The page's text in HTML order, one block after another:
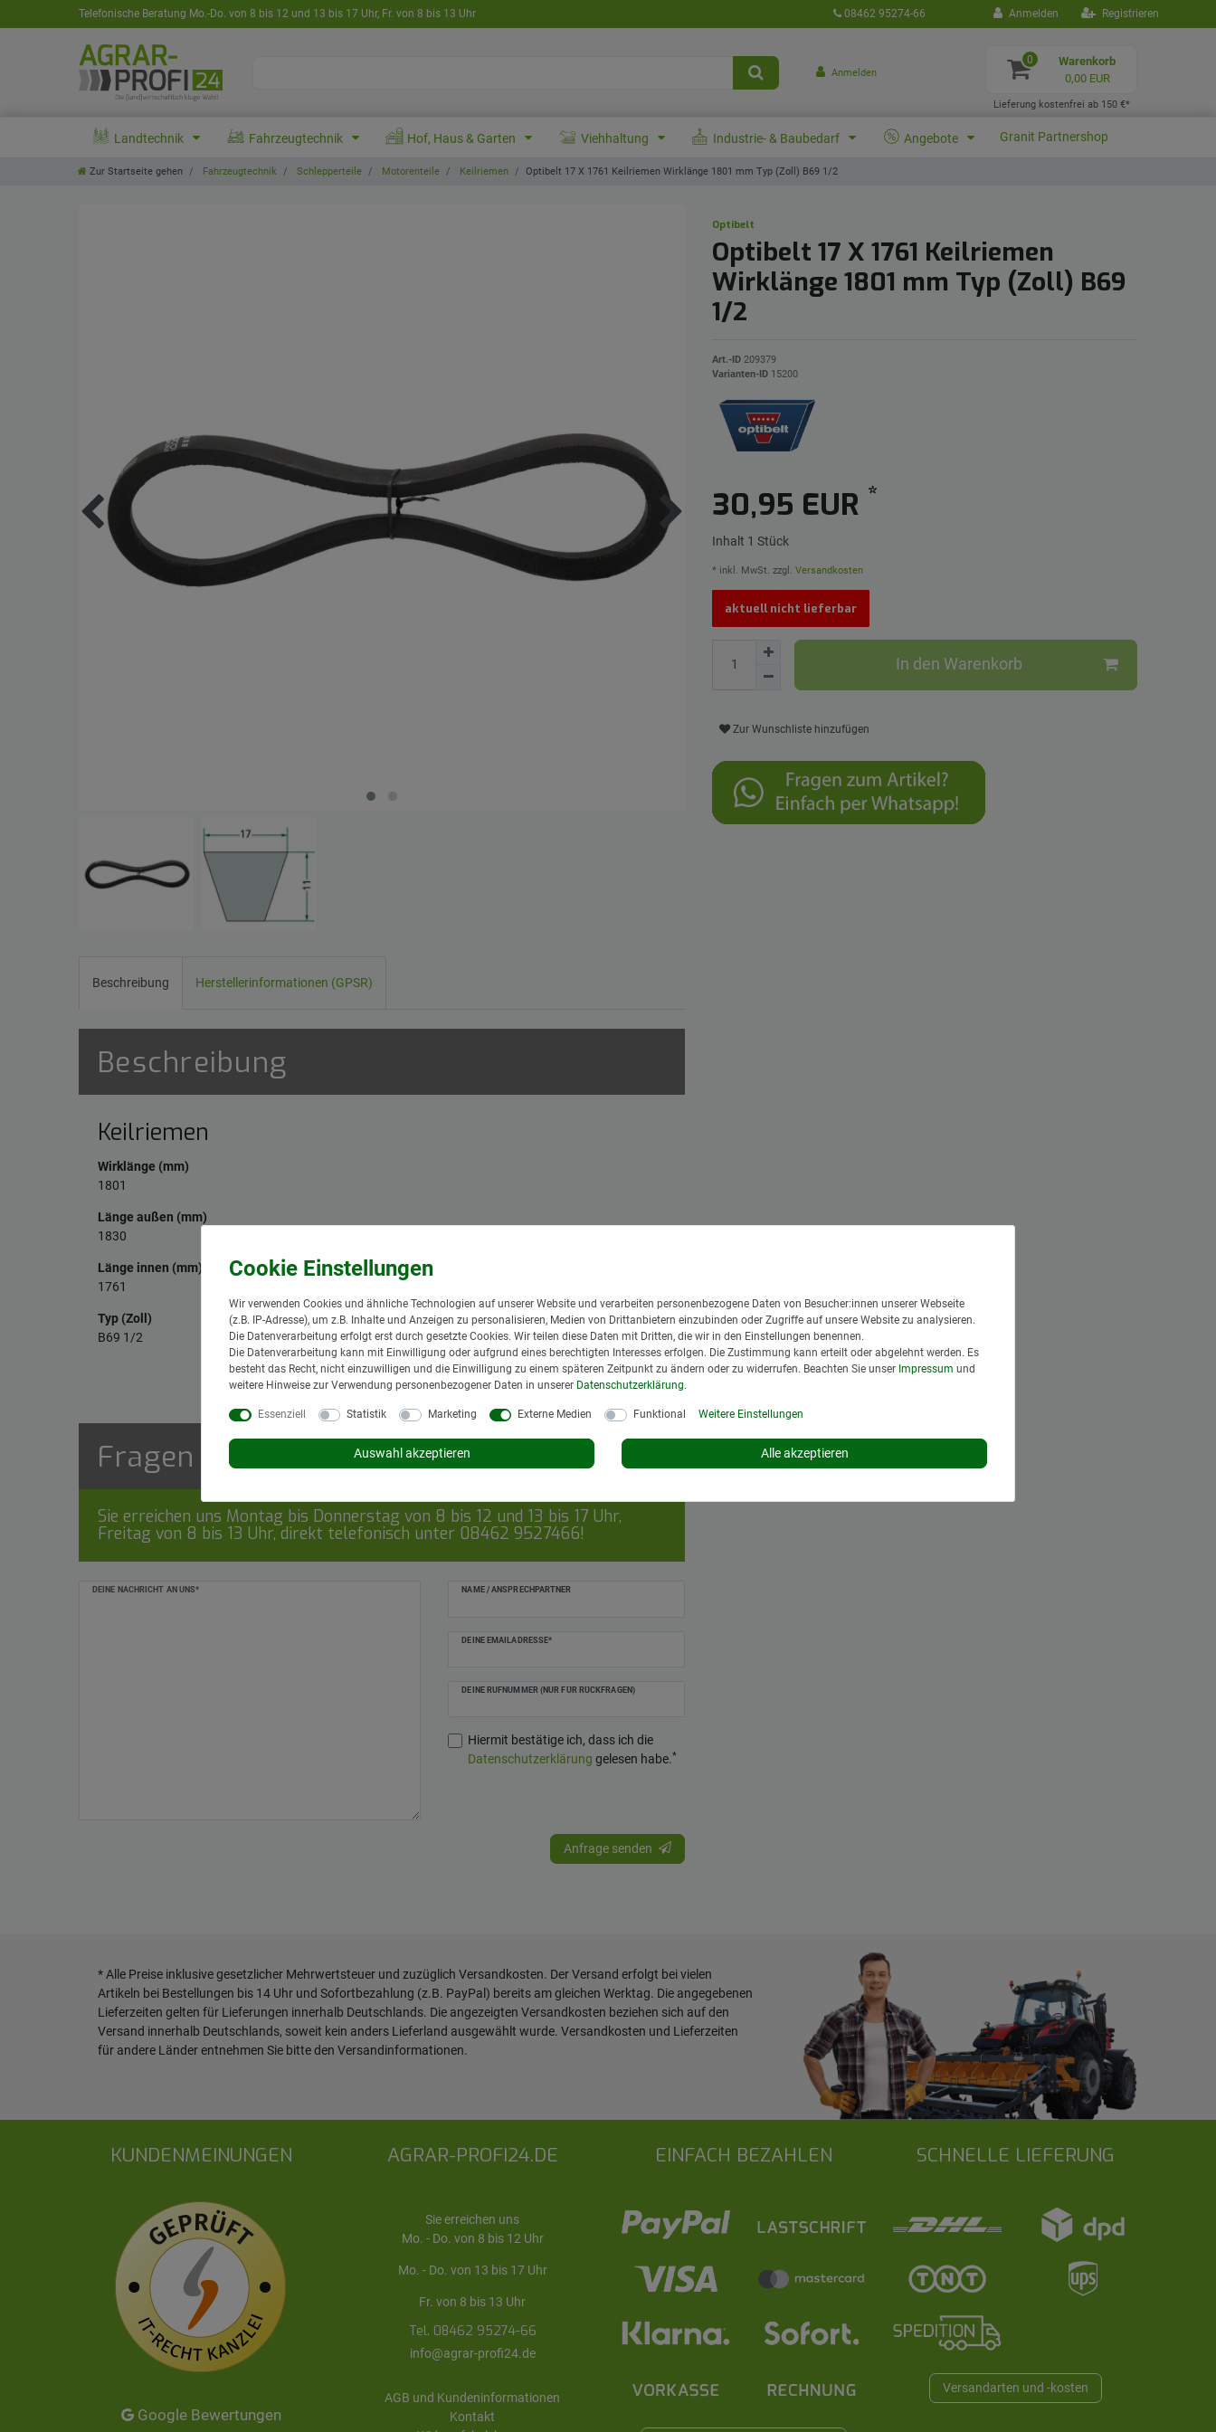
Telefonische Beratung Mo.-Do. von 8 bis 12 und 13 bis 17 Uhr, Fr. von 8 bis 13 Uhr 08462 95274-66 Anmelden Registrieren
Anmelden
0
Warenkorb
0,00 EUR
Lieferung kostenfrei ab 150 €*
Landtechnik Fahrzeugtechnik Hof, Haus & Garten Viehhaltung Industrie- & Baubedarf Angebote Granit Partnershop
Zur Startseite gehen Fahrzeugtechnik Schlepperteile Motorenteile Keilriemen Optibelt 17 X 1761 Keilriemen Wirklänge 1801 mm Typ (Zoll) B69 1/2
Optibelt
Optibelt 17 X 1761 Keilriemen
Wirklänge 1801 mm Typ (Zoll) B69
1/2
Art.-ID 209379
Varianten-ID 15200
30,95 EUR *
Inhalt 1 Stück
* inkl. MwSt. zzgl. Versandkosten
aktuell nicht lieferbar
In den Warenkorb
Zur Wunschliste hinzufügen
Beschreibung Herstellerinformationen (GPSR)
Beschreibung
Keilriemen
Wirklänge (mm)
1801
Länge außen (mm)
1830
Länge innen (mm)
1761
Typ (Zoll)
B69 1/2
Fragen zum Artikel
Sie erreichen uns Montag bis Donnerstag von 8 bis 12 und 13 bis 17 Uhr,
Freitag von 8 bis 13 Uhr, direkt telefonisch unter 08462 9527466!
DEINE NACHRICHT AN UNS* NAME / ANSPRECHPARTNER
DEINE EMAILADRESSE*
DEINE RUFNUMMER (NUR FÜR RÜCKFRAGEN)
Hiermit bestätige ich, dass ich die
Daten­schutz­erklärung gelesen habe.*
Ceres::Template.mailFormHoneypotLabel
Anfrage senden
* Alle Preise inklusive gesetzlicher Mehrwertsteuer und zuzüglich Versandkosten. Der Versand erfolgt bei vielen
Artikeln bei Bestellungen bis 14 Uhr und Sofortbezahlung (z.B. PayPal) bereits am gleichen Werktag. Die angegebenen
Lieferzeiten gelten für Lieferungen innerhalb Deutschlands. Die angezeigten Versandkosten beziehen sich auf den
Versand innerhalb Deutschlands, soweit kein anders Lieferland ausgewählt wurde. Versandkosten und Lieferzeiten
für andere Länder entnehmen Sie bitte den Versandinformationen.
EINFACH BEZAHLEN SCHNELLE LIEFERUNG
Versandarten und -kosten
KUNDENMEINUNGEN
Google Bewertungen
AGRAR-PROFI24.DE
Sie erreichen uns
Mo. - Do. von 8 bis 12 Uhr
Mo. - Do. von 13 bis 17 Uhr
Fr. von 8 bis 13 Uhr
Tel. 08462 95274-66
info@agrar-profi24.de
AGB und Kundeninformationen
Kontakt
Wir verwenden Cookies und ähnliche Technologien auf unserer Website und verarbeiten personenbezogene Daten von Besucher:innen unserer Webseite
(z.B. IP-Adresse), um z.B. Inhalte und Anzeigen zu personalisieren, Medien von Drittanbietern einzubinden oder Zugriffe auf unsere Website zu analysieren.
Die Datenverarbeitung erfolgt erst durch gesetzte Cookies. Wir teilen diese Daten mit Dritten, die wir in den Einstellungen benennen.
Die Datenverarbeitung kann mit Einwilligung oder aufgrund eines berechtigten Interesses erfolgen. Die Zustimmung kann erteilt oder abgelehnt werden. Es
besteht das Recht, nicht einzuwilligen und die Einwilligung zu einem späteren Zeitpunkt zu ändern oder zu widerrufen. Beachten Sie unser Impressum und
weitere Hinweise zur Verwendung personenbezogener Daten in unserer Daten­schutz­erklärung.
Essenziell Statistik Marketing Externe Medien Funktional Weitere Einstellungen
Alle akzeptieren
Auswahl akzeptieren